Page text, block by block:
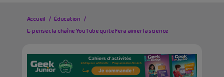
Accueil
Éducation
E-penser, la chaîne YouTube qui te fera aimer la science